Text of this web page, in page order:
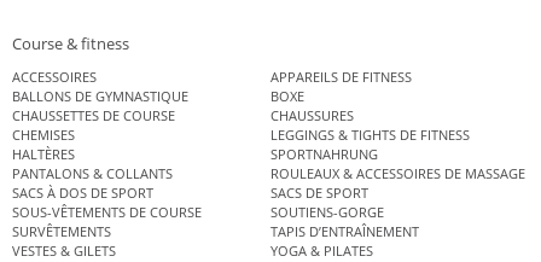
Course & fitness
ACCESSOIRES
APPAREILS DE FITNESS
BALLONS DE GYMNASTIQUE
BOXE
CHAUSSETTES DE COURSE
CHAUSSURES
CHEMISES
LEGGINGS & TIGHTS DE FITNESS
HALTÈRES
SPORTNAHRUNG
PANTALONS & COLLANTS
ROULEAUX & ACCESSOIRES DE MASSAGE
SACS À DOS DE SPORT
SACS DE SPORT
SOUS-VÊTEMENTS DE COURSE
SOUTIENS-GORGE
SURVÊTEMENTS
TAPIS D’ENTRAÎNEMENT
VESTES & GILETS
YOGA & PILATES